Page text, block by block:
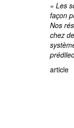
« Les
façon
Nos
chez
article